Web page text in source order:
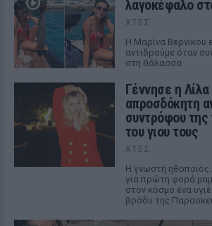
λαγοκέφαλο
ΧΤΕΣ
Η Μαρίνα Βερνίκου
αντιδρούμε όταν
στη θάλασσα
Γέννησε η
απροσδόκητη
συντρόφου της
του γιου τους
ΧΤΕΣ
Η γνωστή ηθοποιός
για πρώτη φορά
στον κόσμο ένα
βράδυ της